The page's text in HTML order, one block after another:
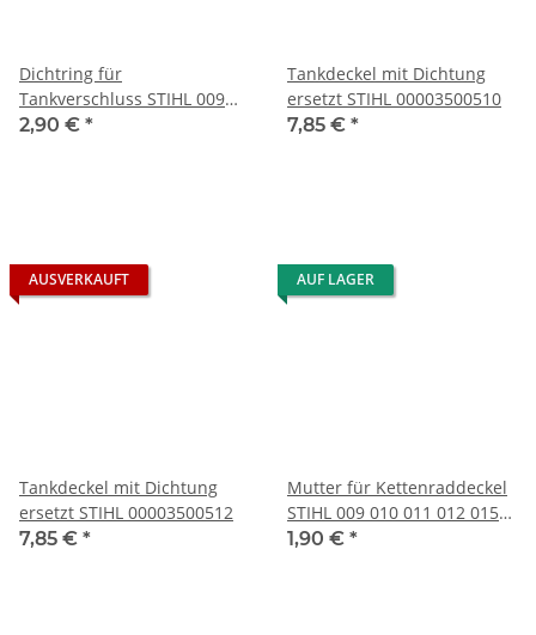
Dichtring für
Tankverschluss STIHL 009
010 011 ältere Version
2,90 € *
Tankdeckel mit Dichtung
ersetzt STIHL 00003500510
7,85 € *
AUSVERKAUFT
Tankdeckel mit Dichtung
ersetzt STIHL 00003500512
7,85 € *
AUF LAGER
Mutter für Kettenraddeckel
STIHL 009 010 011 012 015
Motorsäge
1,90 € *